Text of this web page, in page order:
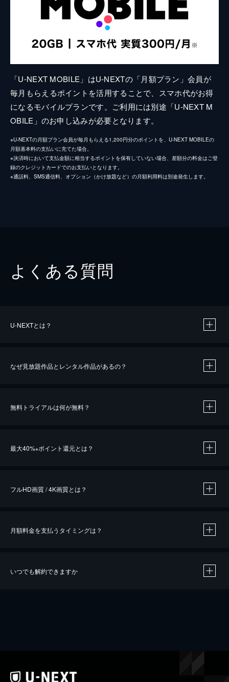
「U-NEXT MOBILE」はU-NEXTの「月額プラン」会員が
毎月もらえるポイントを活用することで、スマホ代がお得
になるモバイルプランです。ご利用には別途「U-NEXT M
OBILE」のお申し込みが必要となります。
※U-NEXTの月額プラン会員が毎月もらえる1,200円分のポイントを、U-NEXT MOBILEの
月額基本料の支払いに充てた場合。
※決済時において支払金額に相当するポイントを保有していない場合、差額分の料金はご登
録のクレジットカードでのお支払いとなります。
※通話料、SMS通信料、オプション（かけ放題など）の月額利用料は別途発生します。
よくある質問
U-NEXTとは？
なぜ見放題作品とレンタル作品があるの？
無料トライアルは何が無料？
最大40%※ポイント還元とは？
※40％ポイント還元の対象は、クレジットカード決済による作品の購入 / レンタルです。
フルHD画質 / 4K画質とは？
月額料金を支払うタイミングは？
いつでも解約できますか